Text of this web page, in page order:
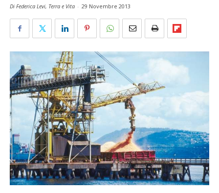
Di Federica Levi, Terra e Vita - 29 Novembre 2013